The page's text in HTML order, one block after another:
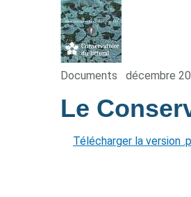
Documents décembre
Le
Télécharger la version